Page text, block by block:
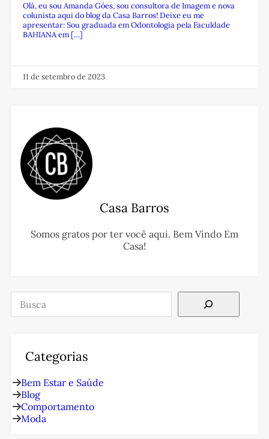
Olá, eu sou Amanda Góes, sou consultora de Imagem e nova
colunista aqui do blog da Casa Barros! Deixe eu me
apresentar: Sou graduada em Odontologia pela Faculdade
BAHIANA em […]
11 de setembro de 2023
Casa Barros
Somos gratos por ter você aqui. Bem Vindo Em
Casa!
Pesquisar
Categorias
Bem Estar e Saúde
Blog
Comportamento
Moda